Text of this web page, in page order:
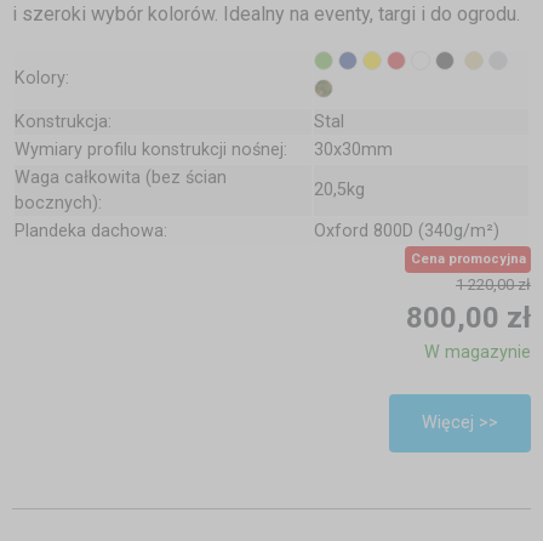
i szeroki wybór kolorów. Idealny na eventy, targi i do ogrodu.
Kolory:
Konstrukcja:
Stal
Wymiary profilu konstrukcji nośnej:
30x30mm
Waga całkowita (bez ścian
bocznych):
20,5kg
Plandeka dachowa:
Oxford 800D (340g/m²)
Cena promocyjna
1 220,00 zł
800,00 zł
W magazynie
Więcej >>